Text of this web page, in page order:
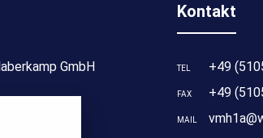
GmbH
Kontakt
TEL +49
FAX +49
MAIL